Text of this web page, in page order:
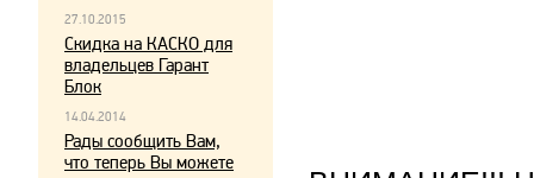
27.10.2015
Скидка на КАСКО для
владельцев Гарант
Блок
14.04.2014
Рады сообщить Вам,
что теперь Вы можете